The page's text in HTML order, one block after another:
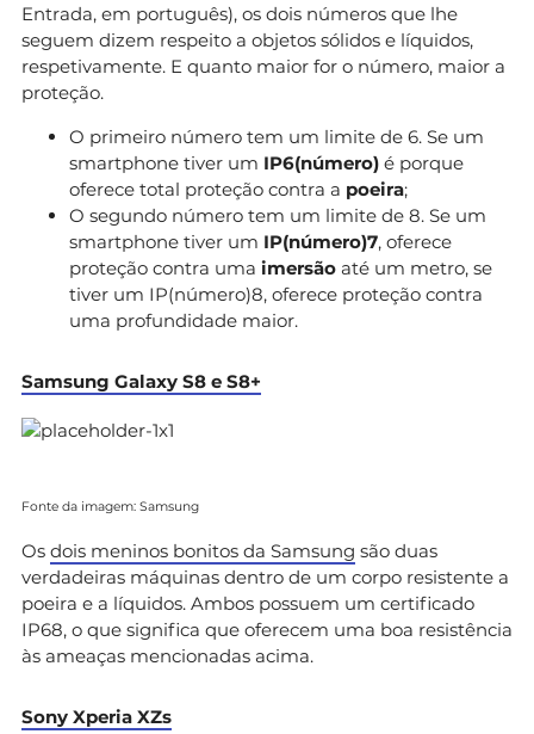
Entrada, em português), os dois números que lhe
seguem dizem respeito a objetos sólidos e líquidos,
respetivamente. E quanto maior for o número, maior a
proteção.
O primeiro número tem um limite de 6. Se um
smartphone tiver um IP6(número) é porque
oferece total proteção contra a poeira;
O segundo número tem um limite de 8. Se um
smartphone tiver um IP(número)7, oferece
proteção contra uma imersão até um metro, se
tiver um IP(número)8, oferece proteção contra
uma profundidade maior.
Samsung Galaxy S8 e S8+
Fonte da imagem: Samsung
Os dois meninos bonitos da Samsung são duas
verdadeiras máquinas dentro de um corpo resistente a
poeira e a líquidos. Ambos possuem um certificado
IP68, o que significa que oferecem uma boa resistência
às ameaças mencionadas acima.
Sony Xperia XZs